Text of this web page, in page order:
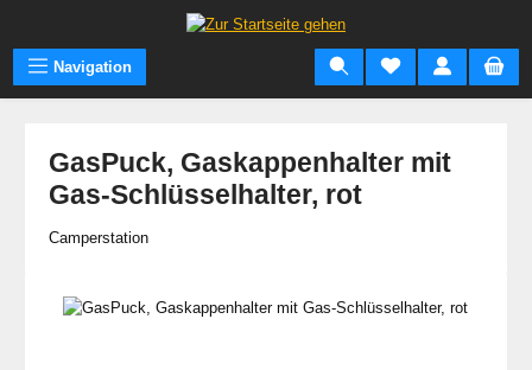
Zum Hauptinhalt springen
Navigation
GasPuck, Gaskappenhalter mit
Gas-Schlüsselhalter, rot
Camperstation
Bildergalerie überspringen